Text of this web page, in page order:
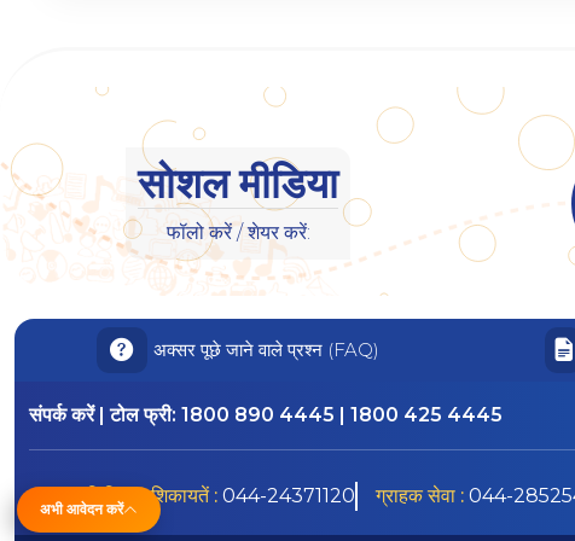
सोशल मीडिया
फॉलो करें / शेयर करें:
अभी आवेदन करें
अक्सर पूछे जाने वाले प्रश्न (FAQ)
संपर्क करें | टोल फ्री: 1800 890 4445 | 1800 425 4445
डिजिटल शिकायतें :044-24371120 ग्राहक सेवा :044-